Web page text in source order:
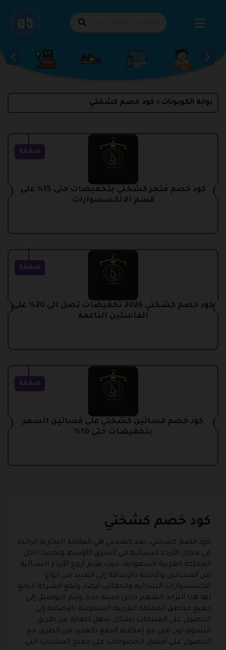
بوابة الكوبونات > كود خصم كشختي
صفقة
كود خصم متجر كشختي بتخفيضات حتى 15% على
قسم الالكسسوارات
صفقة
كود خصم كشختي 2026 تخفيضات تصل الى 20% على
الفاستين الناعمه
صفقة
كود خصم فساتين كشختي على فساتين السهر
بتخفيضات حتى 10%
كود خصم كشختي
كود خصم كشختي، تعد كشختي هي العلامة التجارية الرائدة
في مجال الأزياء النسائية في الشرق الأوسط وتحديدا داخل
المملكة العربية السعودية، حيث يقدم أروع الأزياء النسائية
من الفساتين والأحذية بالإضافة إلى العديد من أنواع
الاكسسوارات النسائية والحقائب أيضا، وتقع الشركة التابع
لها هذا البراند الشعير داخل مدينة جدة، ويتم التوصيل إلى
جميع مناطق المملكة العربية السعودية بالإضافة إلى
الحصول على المنتجات بشكل سهل للغاية عن طريق
التسوق اون لاين مع إمكانية الدفع بالعديد من الطرق مع
الحصول على أفضل الخصومات على جميع المنتجات التي